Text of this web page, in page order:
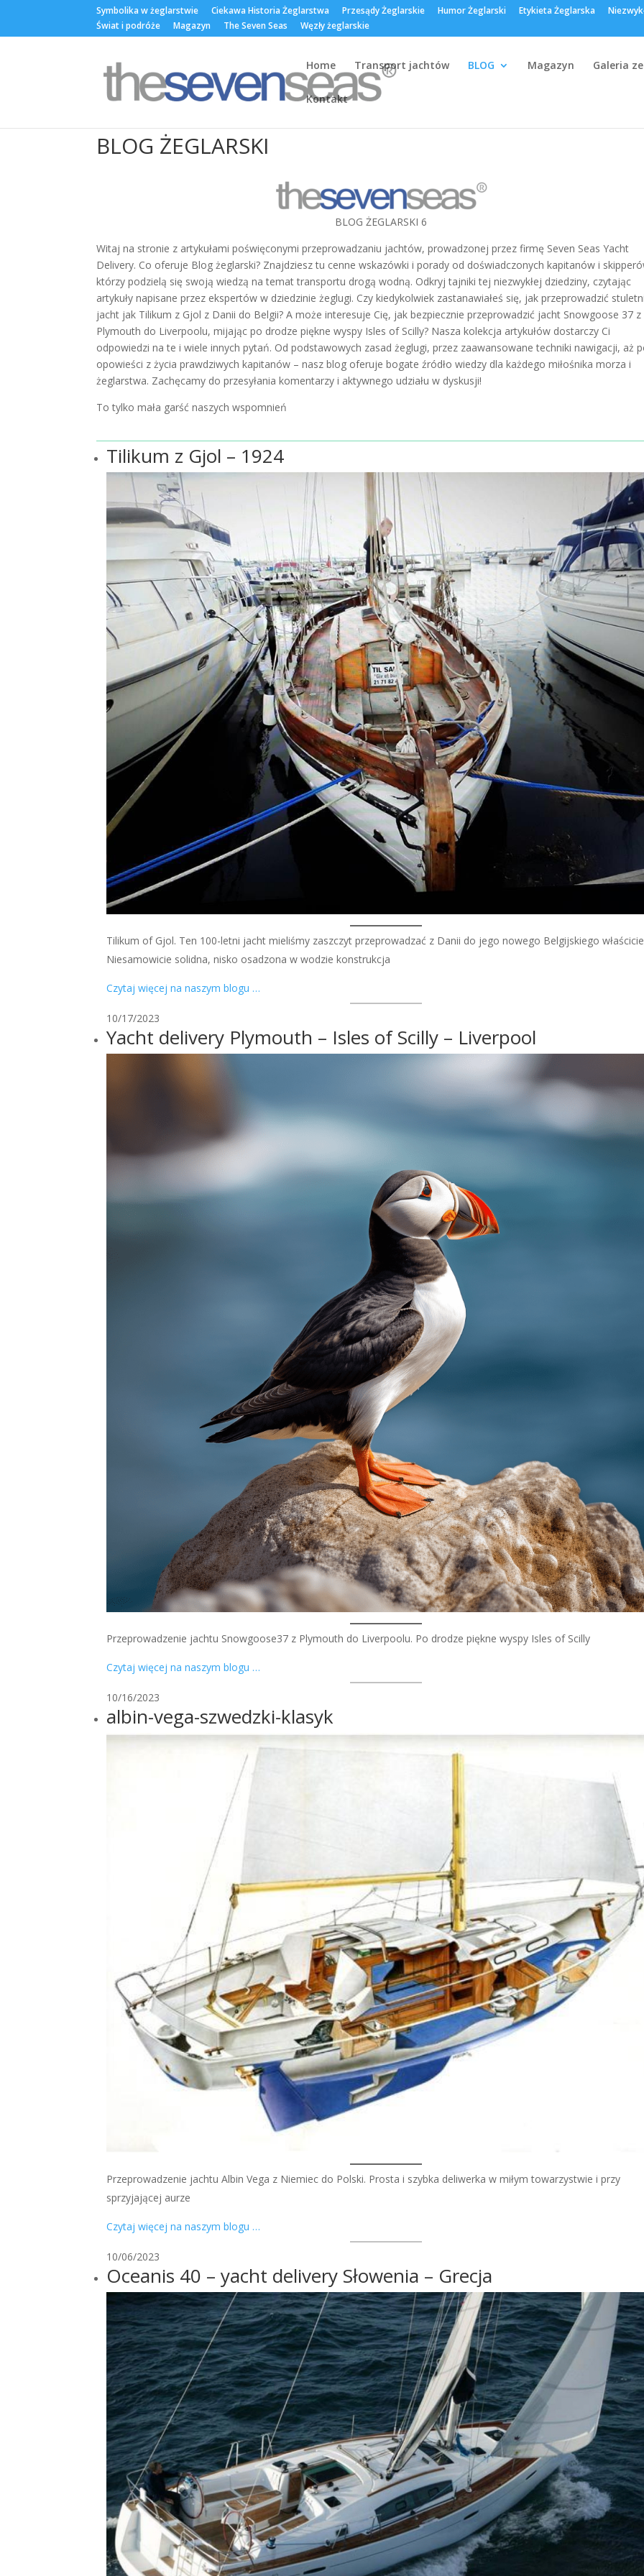
Symbolika w żeglarstwie Ciekawa Historia Żeglarstwa Przesądy Żeglarskie Humor Żeglarski Etykieta Żeglarska
Świat i podróże
Magazyn The Seven Seas Węzły żeglarskie
Home Transport jachtów BLOG Magazyn Galeria
Kontakt
BLOG ŻEGLARSKI
BLOG ŻEGLARSKI 6
Witaj na stronie z artykułami poświęconymi przeprowadzaniu jachtów, prowadzonej przez firmę Seven Seas Yacht
Delivery. Co oferuje Blog żeglarski? Znajdziesz tu cenne wskazówki i porady od doświadczonych kapitanów i
którzy podzielą się swoją wiedzą na temat transportu drogą wodną. Odkryj tajniki tej niezwykłej dziedziny, czytając
artykuły napisane przez ekspertów w dziedzinie żeglugi. Czy kiedykolwiek zastanawiałeś się, jak przeprowadzić
jacht jak Tilikum z Gjol z Danii do Belgii? A może interesuje Cię, jak bezpiecznie przeprowadzić jacht Snowgoose 37 z
Plymouth do Liverpoolu, mijając po drodze piękne wyspy Isles of Scilly? Nasza kolekcja artykułów dostarczy Ci
odpowiedzi na te i wiele innych pytań. Od podstawowych zasad żeglugi, przez zaawansowane techniki nawigacji, aż
opowieści z życia prawdziwych kapitanów – nasz blog oferuje bogate źródło wiedzy dla każdego miłośnika morza i
żeglarstwa. Zachęcamy do przesyłania komentarzy i aktywnego udziału w dyskusji!
To tylko mała garść naszych wspomnień
Tilikum z Gjol – 1924
Tilikum of Gjol. Ten 100-letni jacht mieliśmy zaszczyt przeprowadzać z Danii do jego nowego Belgijskiego
Niesamowicie solidna, nisko osadzona w wodzie konstrukcja
Czytaj więcej na naszym blogu …
10/17/2023
Yacht delivery Plymouth – Isles of Scilly – Liverpool
Przeprowadzenie jachtu Snowgoose37 z Plymouth do Liverpoolu. Po drodze piękne wyspy Isles of Scilly
Czytaj więcej na naszym blogu …
10/16/2023
albin-vega-szwedzki-klasyk
Przeprowadzenie jachtu Albin Vega z Niemiec do Polski. Prosta i szybka deliwerka w miłym towarzystwie i przy
sprzyjającej aurze
Czytaj więcej na naszym blogu …
10/06/2023
Oceanis 40 – yacht delivery Słowenia – Grecja